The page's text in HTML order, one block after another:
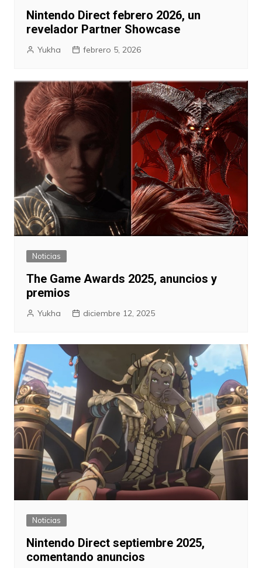
Nintendo Direct febrero 2026, un
revelador Partner Showcase
Yukha febrero 5, 2026
Noticias
The Game Awards 2025, anuncios y
premios
Yukha diciembre 12, 2025
Noticias
Nintendo Direct septiembre 2025,
comentando anuncios